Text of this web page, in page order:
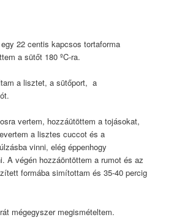
22 centis kapcsos tortaforma
a sütőt 180 ºC-ra.
a lisztet, a sütőport, a
vertem, hozzáütöttem a tojásokat,
a lisztes cuccot és a
vinni, elég éppenhogy
A végén hozzáöntöttem a rumot és az
formába simítottam és 35-40 percig
mégegyszer megismételtem.